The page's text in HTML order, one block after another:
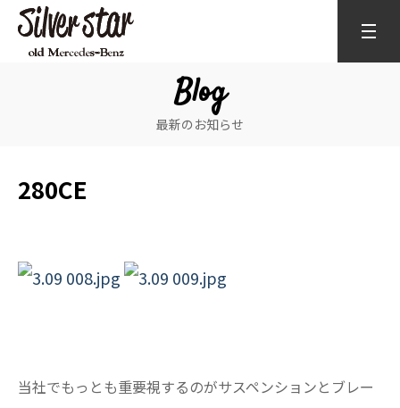
Blog
最新のお知らせ
280CE
当社でもっとも重要視するのがサスペンションとブレー